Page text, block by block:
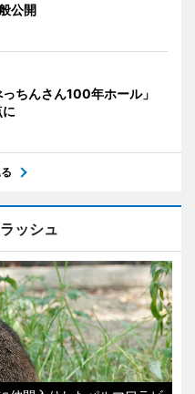
公開
っちんさん100年ホール」
ッシュ